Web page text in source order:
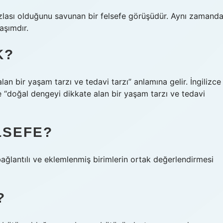
olduğunu savunan bir felsefe görüşüdür. Aynı zamanda
bir yaşam tarzı ve tedavi tarzı” anlamına gelir. İngilizce
dengeyi dikkate alan bir yaşam tarzı ve tedavi
ve eklemlenmiş birimlerin ortak değerlendirmesi